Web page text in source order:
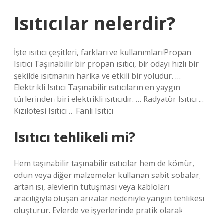
Isıtıcılar nelerdir?
İşte ısıtıcı çeşitleri, farkları ve kullanımları!Propan
Isıtıcı Taşınabilir bir propan ısıtıcı, bir odayı hızlı bir
şekilde ısıtmanın harika ve etkili bir yoludur. …
Elektrikli Isıtıcı Taşınabilir ısıtıcıların en yaygın
türlerinden biri elektrikli ısıtıcıdır. … Radyatör Isıtıcı …
Kızılötesi Isıtıcı … Fanlı Isıtıcı
Isıtıcı tehlikeli mi?
Hem taşınabilir taşınabilir ısıtıcılar hem de kömür,
odun veya diğer malzemeler kullanan sabit sobalar,
artan ısı, alevlerin tutuşması veya kabloları
aracılığıyla oluşan arızalar nedeniyle yangın tehlikesi
oluşturur. Evlerde ve işyerlerinde pratik olarak